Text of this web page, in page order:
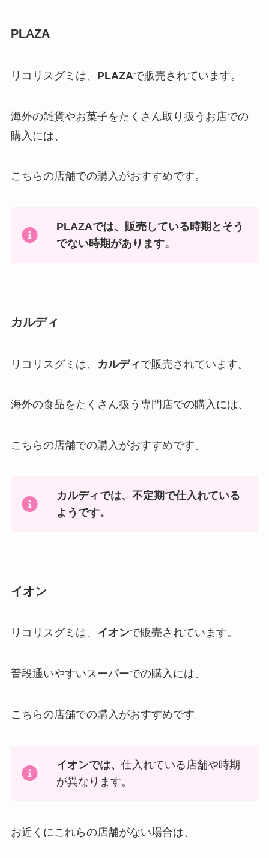
PLAZA
リコリスグミは、 PLAZAで販売されています。
海外の雑貨やお菓子をたくさん取り扱うお店での
購入には、
こちらの店舗での購入がおすすめです。
PLAZAでは、販売している時期とそう
でない時期があります。
カルディ
リコリスグミは、 カルディで販売されています。
海外の食品をたくさん扱う専門店での購入には、
こちらの店舗での購入がおすすめです。
カルディでは、不定期で仕入れている
ようです。
イオン
リコリスグミは、 イオンで販売されています。
普段通いやすいスーパーでの購入には、
こちらの店舗での購入がおすすめです。
イオンでは、仕入れている店舗や時期
が異なります。
お近くにこれらの店舗がない場合は、